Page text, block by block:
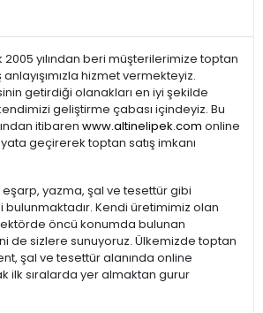
2005 yılından beri müşterilerimize toptan
hizmet vermekteyiz.
getirdiği olanakları en iyi şekilde
geliştirme çabası içindeyiz. Bu
itibaren www.altinelipek.com online
geçirerek toptan satış imkanı
yazma, şal ve tesettür gibi
Kendi üretimimiz olan
öncü konumda bulunan
de sizlere sunuyoruz. Ülkemizde toptan
şal ve tesettür alanında online
ilk sıralarda yer almaktan gurur